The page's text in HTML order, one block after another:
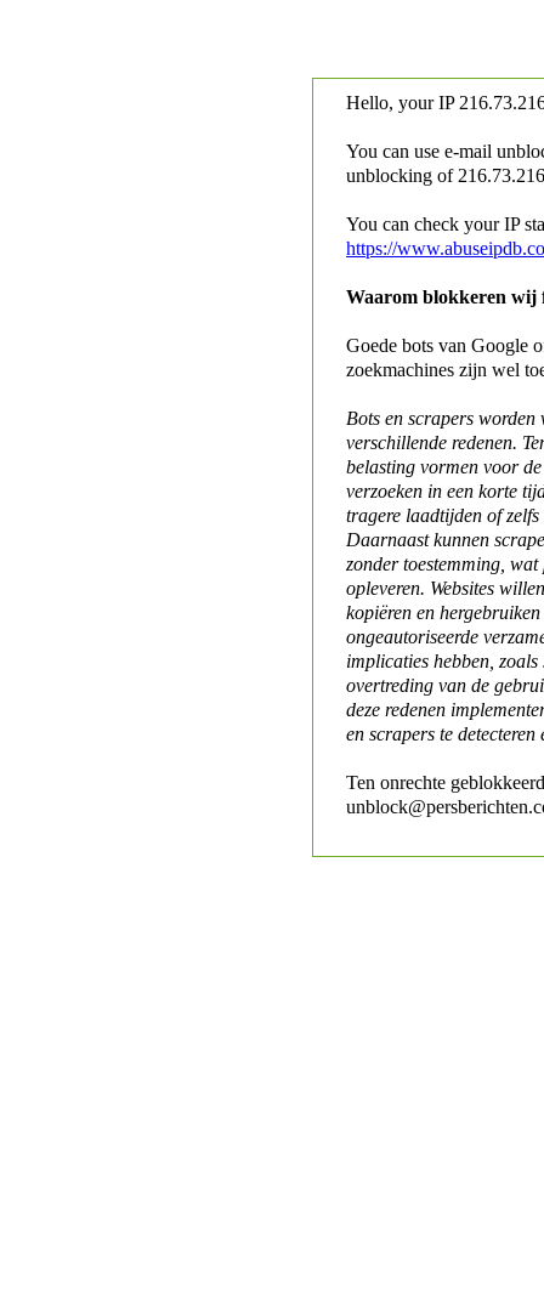
Hello, your IP
You can use e-mail
unblocking of
You can check your IP
https://
Waarom blokkeren wij
Goede bots van Google
zoekmachines zijn wel
Bots en scrapers worden
verschillende redenen.
belasting vormen voor
verzoeken in een korte
tragere laadtijden of
Daarnaast kunnen
zonder toestemming,
opleveren. Websites
kopiëren en
ongeautoriseerde
implicaties hebben,
overtreding van de
deze redenen
en scrapers te detecteren
Ten onrechte